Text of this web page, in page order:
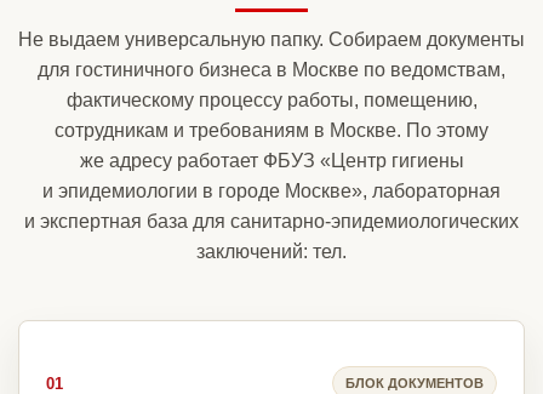
Не выдаем универсальную папку. Собираем документы
для гостиничного бизнеса в Москве по ведомствам,
фактическому процессу работы, помещению,
сотрудникам и требованиям в Москве. По этому
же адресу работает ФБУЗ «Центр гигиены
и эпидемиологии в городе Москве», лабораторная
и экспертная база для санитарно-эпидемиологических
заключений: тел.
01 БЛОК ДОКУМЕНТОВ